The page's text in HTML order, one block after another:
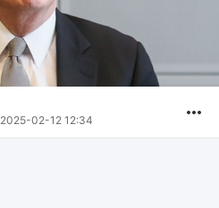
2025-02-12 12:34